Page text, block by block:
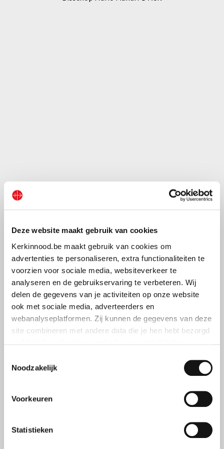
Deze website maakt gebruik van cookies
Kerkinnood.be maakt gebruik van cookies om
advertenties te personaliseren, extra functionaliteiten te
voorzien voor sociale media, websiteverkeer te
analyseren en de gebruikservaring te verbeteren. Wij
delen de gegevens van je activiteiten op onze website
ook met sociale media, adverteerders en
webanalyseplatformen. Zij kunnen de gegevens van deze
site combineren met andere data die je hen hebt bezorgd
Indien je dat toestaat, kunnen wij of onze partners onder
Informatie verzamelen over je geografische locatie
Bepaalde voorkeuren en profielen identificeren om
Noodzakelijk
Voorkeuren
Statistieken